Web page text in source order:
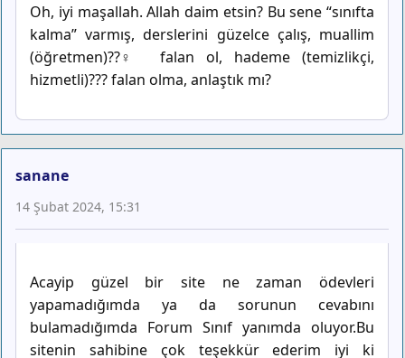
Oh, iyi maşallah. Allah daim etsin? Bu sene “sınıfta
kalma” varmış, derslerini güzelce çalış, muallim
(öğretmen)??‍♀️ falan ol, hademe (temizlikçi,
hizmetli)??? falan olma, anlaştık mı?
sanane
14 Şubat 2024, 15:31
Acayip güzel bir site ne zaman ödevleri
yapamadığımda ya da sorunun cevabını
bulamadığımda Forum Sınıf yanımda oluyor.Bu
sitenin sahibine çok teşekkür ederim iyi ki